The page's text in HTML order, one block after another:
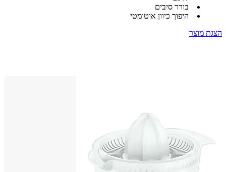
בורר סיבים
היפוך כיוון אוטומטי
מוצר